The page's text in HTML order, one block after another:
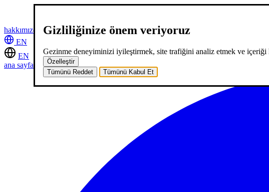
Gizliliğinize önem veriyoruz
Gezinme deneyiminizi iyileştirmek, site trafiğini analiz etmek ve
Özelleştir
Tümünü Reddet
Tümünü Kabul Et
hakkımızda hizmetlerimizneler yaptıkkariyer2 blogiletişim
EN
EN
ana sayfa
hakkımızdahizmetlerimizneler yaptık